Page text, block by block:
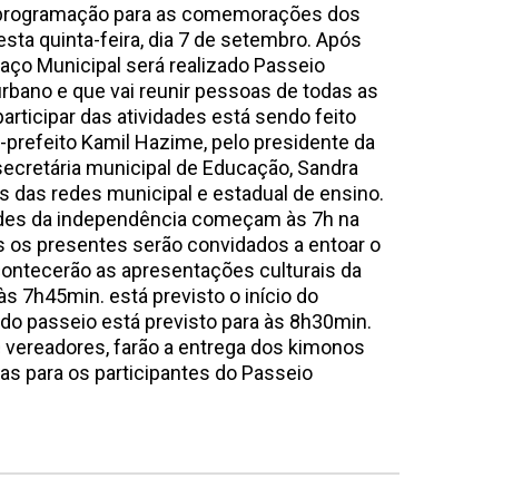
para as comemorações dos
quinta-feira, dia 7 de setembro. Após
Municipal será realizado Passeio
e que vai reunir pessoas de todas as
das atividades está sendo feito
Kamil Hazime, pelo presidente da
municipal de Educação, Sandra
das redes municipal e estadual de ensino.
da independência começam às 7h na
presentes serão convidados a entoar o
as apresentações culturais da
7h45min. está previsto o início do
passeio está previsto para às 8h30min.
farão a entrega dos kimonos
para os participantes do Passeio